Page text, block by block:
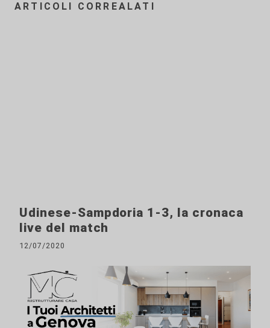
ARTICOLI CORREALATI
Udinese-Sampdoria 1-3, la cronaca
live del match
12/07/2020